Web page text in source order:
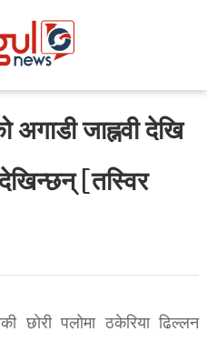
अगाडी जाह्नवी देखि
[तस्विर
छोरी पलोमा ठकेरिया ढिल्लन